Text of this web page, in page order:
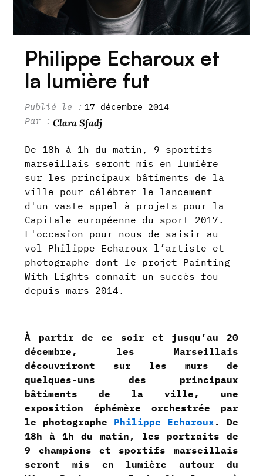
Philippe Echaroux et
la lumière fut
17 décembre 2014
Clara Sfadj
De 18h à 1h du matin, 9 sportifs
marseillais seront mis en lumière
sur les principaux bâtiments de la
ville pour célébrer le lancement
d'un vaste appel à projets pour la
Capitale européenne du sport 2017.
L'occasion pour nous de saisir au
vol Philippe Echaroux l’artiste et
photographe dont le projet Painting
With Lights connait un succès fou
depuis mars 2014.
À partir de ce soir et jusqu’au 20
décembre, les Marseillais
découvriront sur les murs de
quelques-uns des principaux
bâtiments de la ville, une
exposition éphémère orchestrée par
le photographe Philippe Echaroux . De
18h à 1h du matin, les portraits de
9 champions et sportifs marseillais
seront mis en lumière autour du